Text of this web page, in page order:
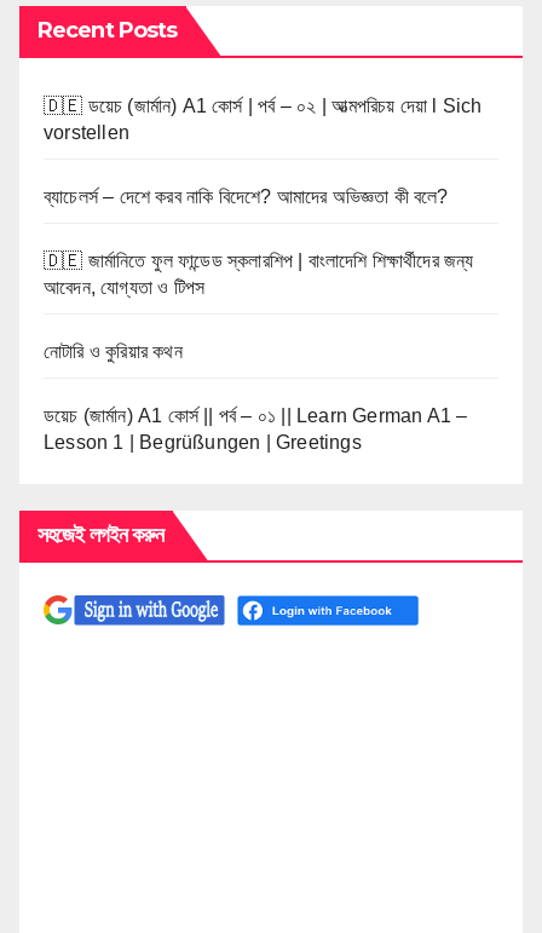
Recent Posts
🇩🇪 ডয়েচ (জার্মান) A1 কোর্স | পর্ব – ০২ | আত্মপরিচয় দেয়া l Sich
vorstellen
ব্যাচেলর্স – দেশে করব নাকি বিদেশে? আমাদের অভিজ্ঞতা কী বলে?
🇩🇪 জার্মানিতে ফুল ফান্ডেড স্কলারশিপ | বাংলাদেশি শিক্ষার্থীদের জন্য
আবেদন, যোগ্যতা ও টিপস
নোটারি ও কুরিয়ার কথন
ডয়েচ (জার্মান) A1 কোর্স || পর্ব – ০১ || Learn German A1 –
Lesson 1 | Begrüßungen | Greetings
সহজেই লগইন করুন